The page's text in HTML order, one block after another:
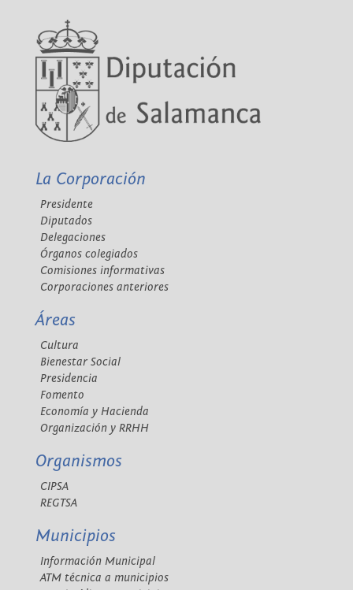
La Corporación
Presidente
Diputados
Delegaciones
Órganos colegiados
Comisiones informativas
Corporaciones anteriores
Áreas
Cultura
Bienestar Social
Presidencia
Fomento
Economía y Hacienda
Organización y RRHH
Organismos
CIPSA
REGTSA
Municipios
Información Municipal
ATM técnica a municipios